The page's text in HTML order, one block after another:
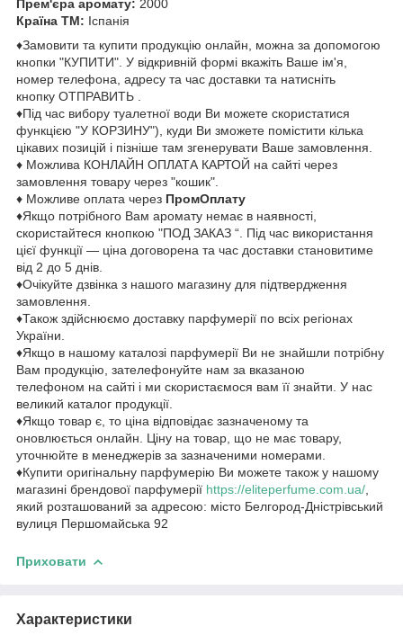
Прем'єра аромату: 2000
Країна ТМ: Іспанія
♦Замовити та купити продукцію онлайн, можна за допомогою
кнопки "КУПИТИ". У відкривній формі вкажіть Ваше ім'я,
номер телефона, адресу та час доставки та натисніть
кнопку ОТПРАВИТЬ .
♦Під час вибору туалетної води Ви можете скористатися
функцією "У КОРЗИНУ"), куди Ви зможете помістити кілька
цікавих позицій і пізніше там згенерувати Ваше замовлення.
♦ Можлива КОНЛАЙН ОПЛАТА КАРТОЙ на сайті через
замовлення товару через "кошик".
♦ Можливе оплата через ПромОплату
♦Якщо потрібного Вам аромату немає в наявності,
скористайтеся кнопкою "ПОД ЗАКАЗ “. Під час використання
цієї функції — ціна договорена та час доставки становитиме
від 2 до 5 днів.
♦Очікуйте дзвінка з нашого магазину для підтвердження
замовлення.
♦Також здійснюємо доставку парфумерії по всіх регіонах
України.
♦Якщо в нашому каталозі парфумерії Ви не знайшли потрібну
Вам продукцію, зателефонуйте нам за вказаною
телефоном на сайті і ми скористаємося вам її знайти. У нас
великий каталог продукції.
♦Якщо товар є, то ціна відповідає зазначеному та
оновлюється онлайн. Ціну на товар, що не має товару,
уточнюйте в менеджерів за зазначеними номерами.
♦Купити оригінальну парфумерію Ви можете також у нашому
магазині брендової парфумерії https://eliteperfume.com.ua/
який розташований за адресою: місто Белгород-Дністрівський
вулиця Першомайська 92
Приховати
Характеристики